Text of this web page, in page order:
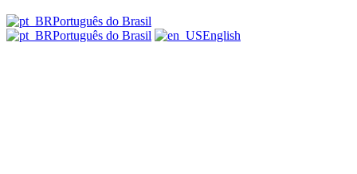
Português do Brasil
Português do Brasil
English